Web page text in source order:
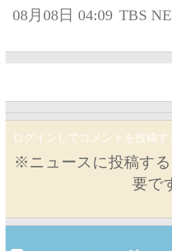
08月08日 04:09 TBS
ログインしてコメントを投稿す
※ニュースに投稿す
要で